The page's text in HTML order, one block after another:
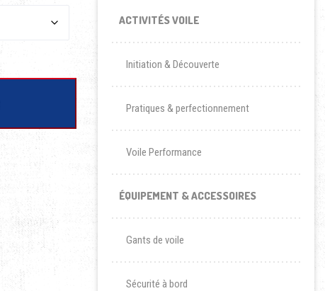
ACTIVITÉS VOILE
Initiation & Découverte
Pratiques & perfectionnement
Voile Performance
ÉQUIPEMENT & ACCESSOIRES
Gants de voile
Sécurité à bord